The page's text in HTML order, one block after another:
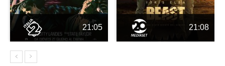
21:05 21:08